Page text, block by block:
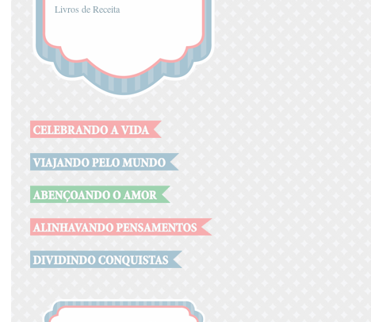
Livros de Receita